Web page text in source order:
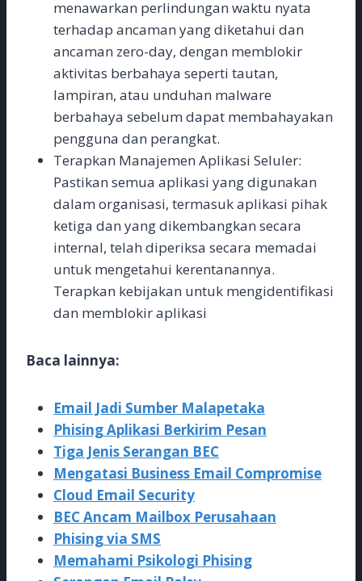
menawarkan perlindungan waktu nyata
terhadap ancaman yang diketahui dan
ancaman zero-day, dengan memblokir
aktivitas berbahaya seperti tautan,
lampiran, atau unduhan malware
berbahaya sebelum dapat membahayakan
pengguna dan perangkat.
Terapkan Manajemen Aplikasi Seluler:
Pastikan semua aplikasi yang digunakan
dalam organisasi, termasuk aplikasi pihak
ketiga dan yang dikembangkan secara
internal, telah diperiksa secara memadai
untuk mengetahui kerentanannya.
Terapkan kebijakan untuk mengidentifikasi
dan memblokir aplikasi
Baca lainnya:
Email Jadi Sumber Malapetaka
Phising Aplikasi Berkirim Pesan
Tiga Jenis Serangan BEC
Mengatasi Business Email Compromise
Cloud Email Security
BEC Ancam Mailbox Perusahaan
Phising via SMS
Memahami Psikologi Phising